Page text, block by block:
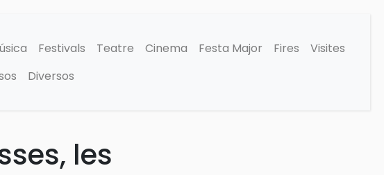
Festivals Teatre Cinema Festa Major Fires
Visites
Diversos
les